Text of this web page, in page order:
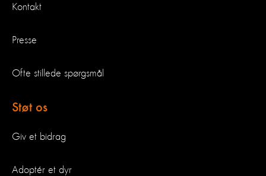
Kontakt
Presse
Ofte stillede spørgsmål
Støt os
Giv et bidrag
Adoptér et dyr